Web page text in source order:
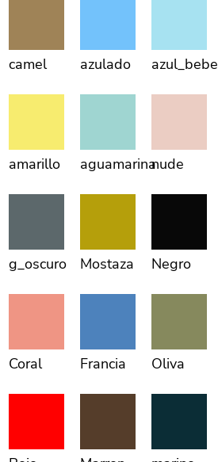
camel azulado azul_bebe
amarillo aguamarinanude
g_oscuro Mostaza Negro
Coral Francia Oliva